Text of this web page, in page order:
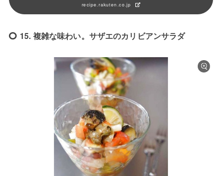
recipe.rakuten.co.jp
15. 複雑な味わい。サザエのカリビアンサラダ